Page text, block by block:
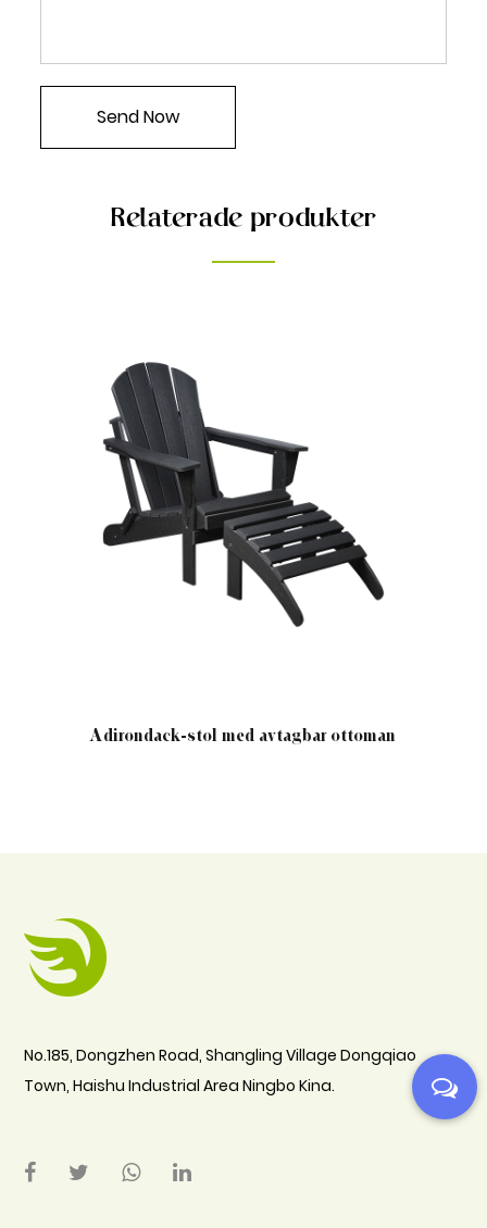
Relaterade produkter
Adirondack-stol med avtagbar ottoman
No.185, Dongzhen Road, Shangling Village Dongqiao
Town, Haishu Industrial Area Ningbo Kina.